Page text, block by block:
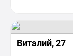
Виталий, 27